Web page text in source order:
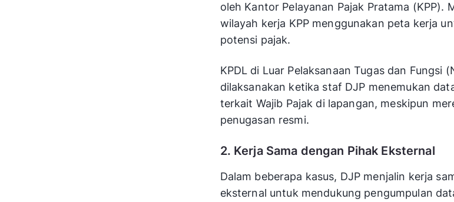
oleh Kantor Pelayanan Pajak Pratama (KPP).
wilayah kerja KPP menggunakan peta kerja
potensi pajak.
KPDL di Luar Pelaksanaan Tugas dan Fungsi
dilaksanakan ketika staf DJP menemukan
terkait Wajib Pajak di lapangan, meskipun
penugasan resmi.
2. Kerja Sama dengan Pihak Eksternal
Dalam beberapa kasus, DJP menjalin kerja
eksternal untuk mendukung pengumpulan